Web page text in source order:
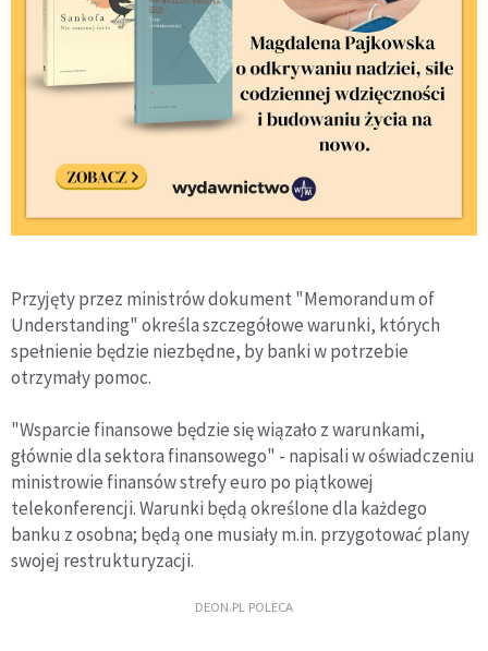
Przyjęty przez ministrów dokument "Memorandum of
Understanding" określa szczegółowe warunki, których
spełnienie będzie niezbędne, by banki w potrzebie
otrzymały pomoc.
"Wsparcie finansowe będzie się wiązało z warunkami,
głównie dla sektora finansowego" - napisali w oświadczeniu
ministrowie finansów strefy euro po piątkowej
telekonferencji. Warunki będą określone dla każdego
banku z osobna; będą one musiały m.in. przygotować plany
swojej restrukturyzacji.
DEON.PL POLECA